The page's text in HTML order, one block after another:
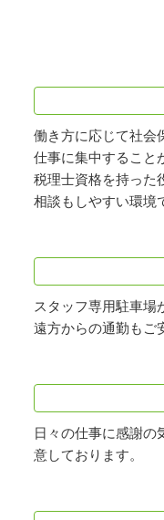
働き方に応じて社会
仕事に集中すること
税理士資格を持った
相談もしやすい環境
スタッフ専用駐車場
遠方からの通勤もご
日々の仕事に感謝の
意しております。